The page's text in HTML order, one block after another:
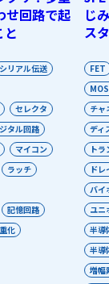
せ回路で起
と
シリアル伝送
セレクタ
タル回路
マイコン
ラッチ
記憶回路
化
じ
ス
FET
チャ
ディ
ト
ドレ
バイ
ユニ
半導
半導
増幅